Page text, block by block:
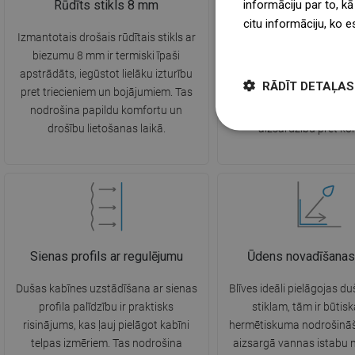
Rūdīts stikls 8 mm
Izmantotais drošais rūdītais stikls ar
biezumu 8 mm ir termiski īpaši
apstrādāts, iegūstot lielāku izturību
pret triecieniem un bojājumiem. Tas
nodrošina papildu komfortu un
drošību lietošanas laikā.
EasyClean
kaļķakmens nogulsnes,
aizsardzību pret
Sienas profils ar regulējumu
Dušas kabīnes uzstādīšana ar sienas
profila palīdzību ir praktisks
risinājums, kas ļauj pielāgot kabīni
telpas izmēriem. Tas nodrošina
Ūdens
Blīves ideāli pielāgojas
stiklam, tām ir
hermētiskuma
aizsargā vannas istabu
informāciju par to,
citu informāciju, ko
RĀDĪT DETAĻAS